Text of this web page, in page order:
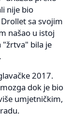
nije bio
sa svojim
našao u istoj
"žrtva" bila je
2017.
dok je bio
umjetničkim,